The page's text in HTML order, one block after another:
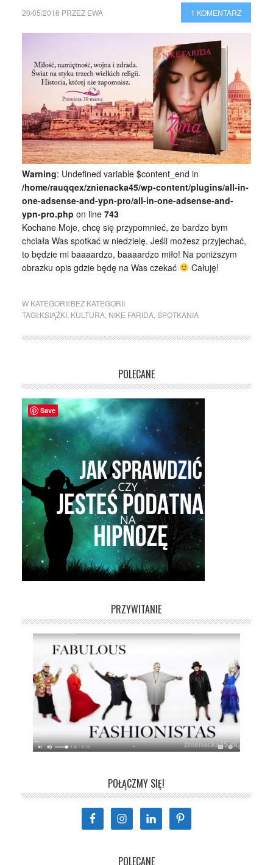
20/05/2016 PRZEZ EWA 1 KOMENTARZ
Warning: Undefined variable $content_end in
/home/rauqqex/znienacka45/wp-content/plugins/all-in-
one-adsense-and-ypn-pro/all-in-one-adsense-and-
ypn-pro.php on line 743
Kochane Moje, chcę się przypomnieć, że bardzo bym
chciała Was spotkać w niedzielę. Jeśli możesz przyjechać,
to będzie mi baaaardzo, baaaardzo miło! Na poniższym
obrazku opis gdzie będę na Was czekać
Całuję!
W KATEGORII:BEZ KATEGORII
TAGI:KSIĄŻKI, KULTURA, NIKE FARIDA, SPOTKANIA
POLECANE
PRZYWITANIE
POŁĄCZMY SIĘ!
POLECANE
Save